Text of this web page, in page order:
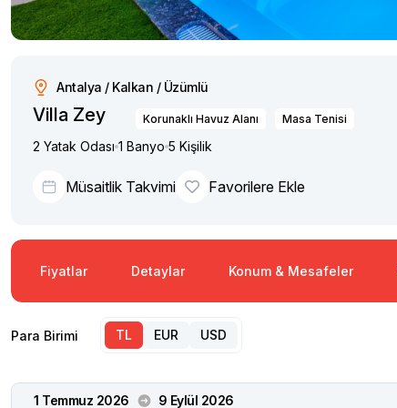
Antalya / Kalkan / Üzümlü
Villa Zey Korunaklı Havuz Alanı Masa Tenisi
2 Yatak Odası 1 Banyo 5 Kişilik
Müsaitlik Takvimi Favorilere Ekle
Fiyatlar Detaylar Konum & Mesafeler
Para Birimi TL EUR USD
1 Temmuz 2026 9 Eylül 2026